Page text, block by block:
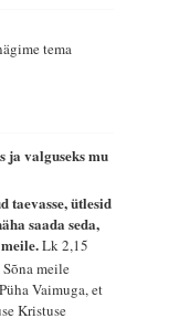
tema
ja valguseks mu
ütlesid
saada seda,
meile.Lk 2,15
meile
Vaimuga, et
Kristuse